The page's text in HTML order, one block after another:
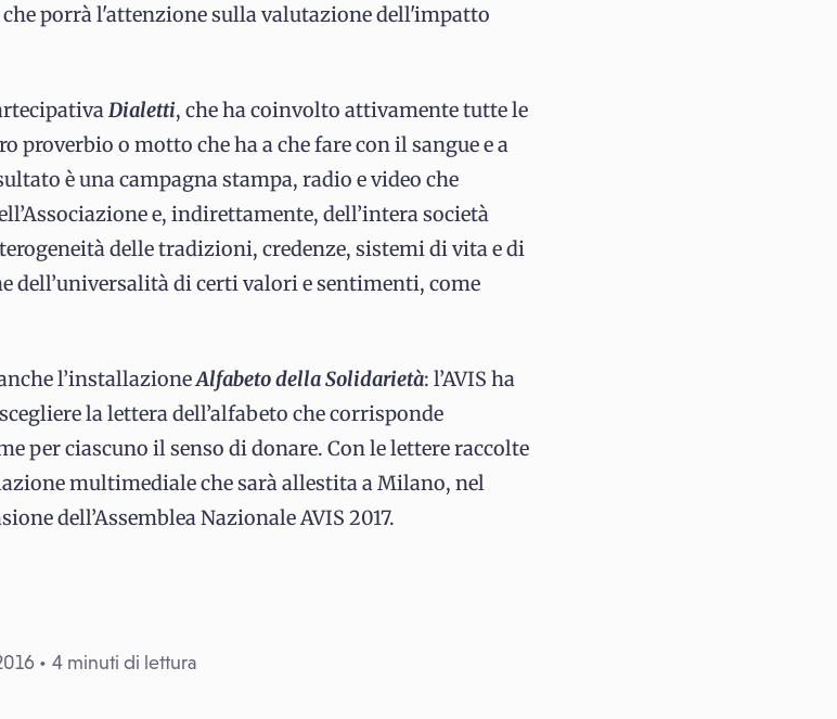
porrà l'attenzione sulla valutazione dell'impatto
Dialetti, che ha coinvolto attivamente tutte le
proverbio o motto che ha a che fare con il sangue e a
è una campagna stampa, radio e video che
e, indirettamente, dell’intera società
delle tradizioni, credenze, sistemi di vita e di
dell’universalità di certi valori e sentimenti, come
l’installazioneAlfabeto della Solidarietà: l’AVIS ha
la lettera dell’alfabeto che corrisponde
per ciascuno il senso di donare. Con le lettere raccolte
multimediale che sarà allestita a Milano, nel
dell’Assemblea Nazionale AVIS 2017.
4 minuti di lettura